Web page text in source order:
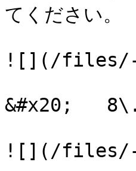
てください。
![](/files/-
&#x20;   8\.
![](/files/-